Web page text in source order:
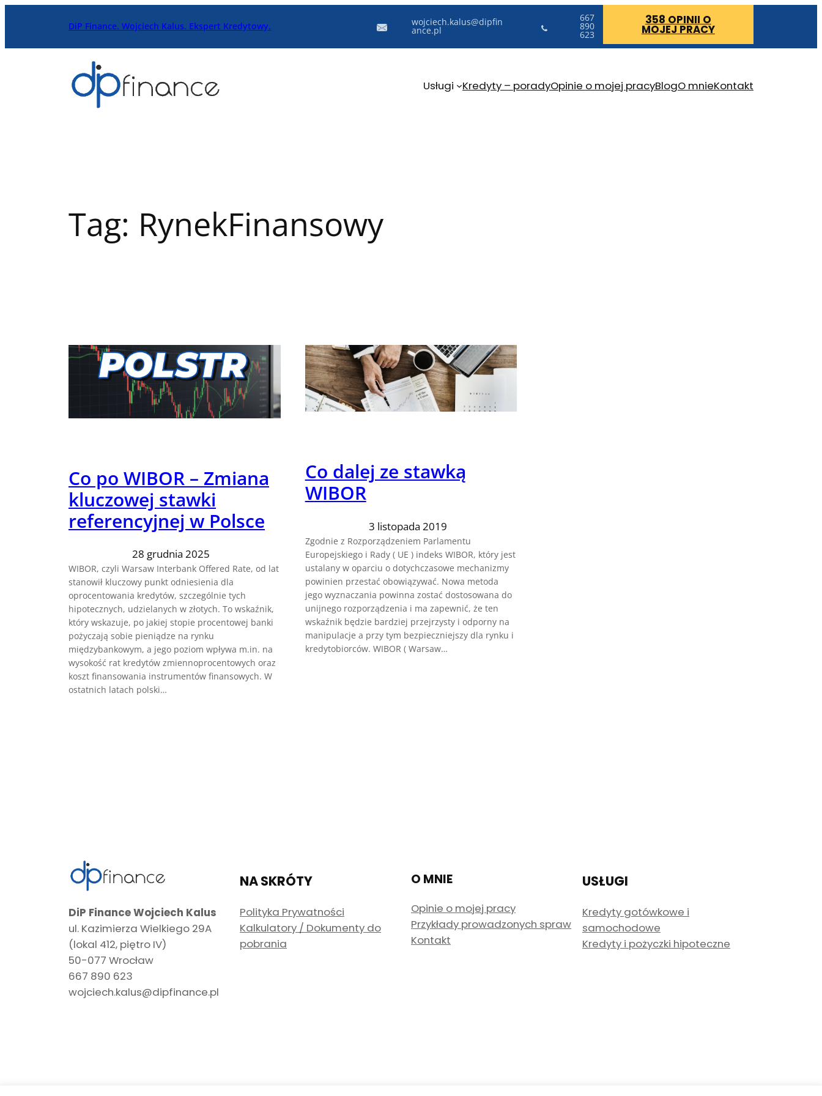
DiP Finance. Wojciech Kalus. Ekspert Kredytowy. wojciech.kalus@dipfin
ance.pl
667
890
623
358 OPINII O
MOJEJ PRACY
Usługi Kredyty – poradyOpinie o mojej pracyBlogO mnieKontakt
Tag: RynekFinansowy
Co po WIBOR – Zmiana
kluczowej stawki
referencyjnej w Polsce
28 grudnia 2025
WIBOR, czyli Warsaw Interbank Offered Rate, od lat
stanowił kluczowy punkt odniesienia dla
oprocentowania kredytów, szczególnie tych
hipotecznych, udzielanych w złotych. To wskaźnik,
który wskazuje, po jakiej stopie procentowej banki
pożyczają sobie pieniądze na rynku
międzybankowym, a jego poziom wpływa m.in. na
wysokość rat kredytów zmiennoprocentowych oraz
koszt finansowania instrumentów finansowych. W
ostatnich latach polski…
Co dalej ze stawką
WIBOR
3 listopada 2019
Zgodnie z Rozporządzeniem Parlamentu
Europejskiego i Rady ( UE ) indeks WIBOR, który jest
ustalany w oparciu o dotychczasowe mechanizmy
powinien przestać obowiązywać. Nowa metoda
jego wyznaczania powinna zostać dostosowana do
unijnego rozporządzenia i ma zapewnić, że ten
wskaźnik będzie bardziej przejrzysty i odporny na
manipulacje a przy tym bezpieczniejszy dla rynku i
kredytobiorców. WIBOR ( Warsaw…
DiP Finance Wojciech Kalus
ul. Kazimierza Wielkiego 29A
(lokal 412, piętro IV)
50-077 Wrocław
667 890 623
wojciech.kalus@dipfinance.pl
NA SKRÓTY
Polityka Prywatności
Kalkulatory / Dokumenty do
pobrania
O MNIE
Opinie o mojej pracy
Przykłady prowadzonych spraw
Kontakt
USŁUGI
Kredyty gotówkowe i
samochodowe
Kredyty i pożyczki hipoteczne